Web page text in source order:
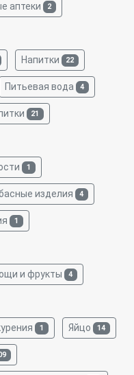
аптеки 2
Напитки 22
Питьевая вода 4
21
1
изделия 4
1
и фрукты 4
1 Яйцо 14